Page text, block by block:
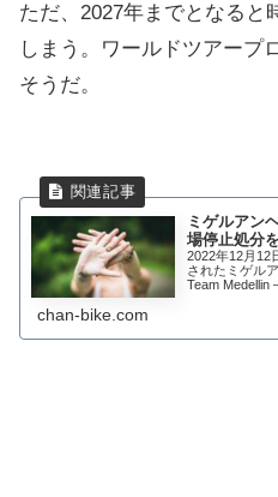
ただ、2027年までとなると
しまう。ワールドツアープ
そうだ。
ミゲルアン
場停止処分
2022年12月12
されたミゲル
Team Medellin
chan-bike.com